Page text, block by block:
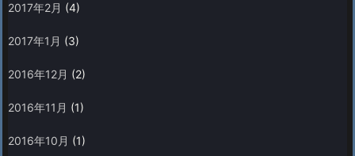
2017年2月 (4)
2017年1月 (3)
2016年12月 (2)
2016年11月 (1)
2016年10月 (1)